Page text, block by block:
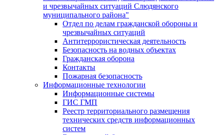
и чрезвычайных ситуаций Слюдянского
муниципального района"
Отдел по делам гражданской обороны и
чрезвычайных ситуаций
Антитеррористическая деятельность
Безопасность на водных объектах
Гражданская оборона
Контакты
Пожарная безопасность
Информационные технологии
Информационные системы
ГИС ГМП
Реестр территориального размещения
технических средств информационных
систем